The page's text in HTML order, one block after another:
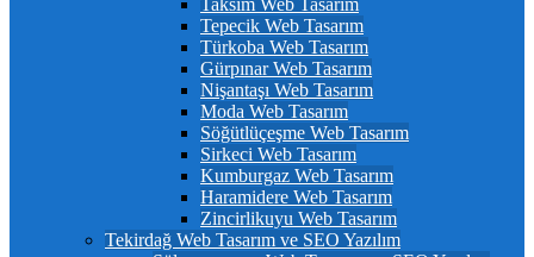
Taksim Web Tasarım
Tepecik Web Tasarım
Türkoba Web Tasarım
Gürpınar Web Tasarım
Nişantaşı Web Tasarım
Moda Web Tasarım
Söğütlüçeşme Web Tasarım
Sirkeci Web Tasarım
Kumburgaz Web Tasarım
Haramidere Web Tasarım
Zincirlikuyu Web Tasarım
Tekirdağ Web Tasarım ve SEO Yazılım